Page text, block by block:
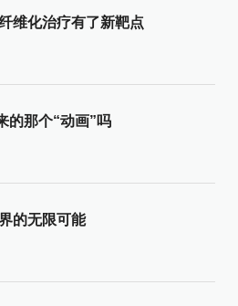
维化治疗有了新靶点
的那个“动画”吗
的无限可能